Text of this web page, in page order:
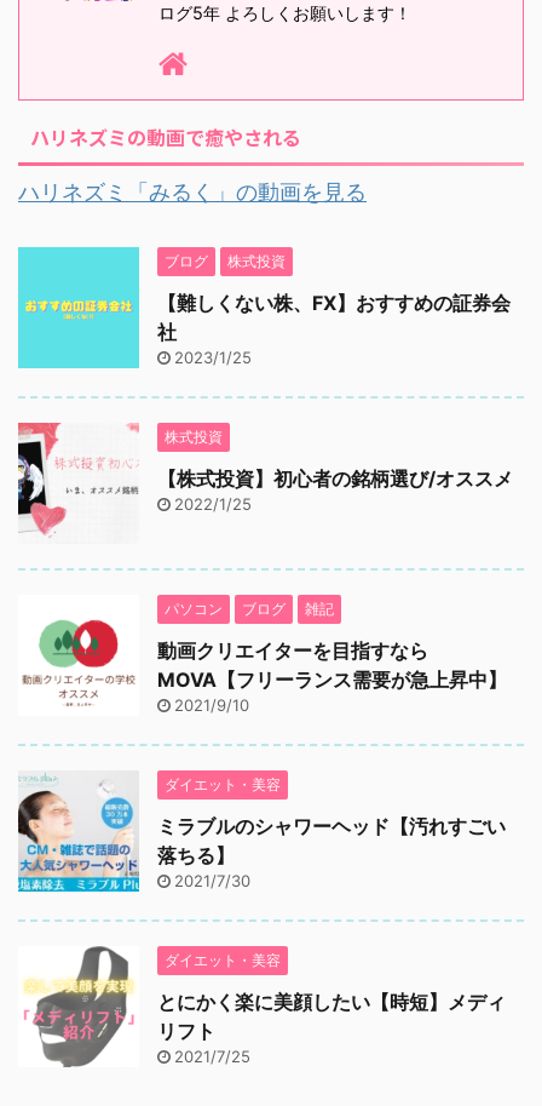
ログ5年 よろしくお願いします！
ハリネズミの動画で癒やされる
ハリネズミ「みるく」の動画を見る
ブログ 株式投資
【難しくない株、FX】おすすめの証券会
社
2023/1/25
株式投資
【株式投資】初心者の銘柄選び/オススメ
2022/1/25
パソコン ブログ 雑記
動画クリエイターを目指すなら
MOVA【フリーランス需要が急上昇中】
2021/9/10
ダイエット・美容
ミラブルのシャワーヘッド【汚れすごい
落ちる】
2021/7/30
ダイエット・美容
とにかく楽に美顔したい【時短】メディ
リフト
2021/7/25